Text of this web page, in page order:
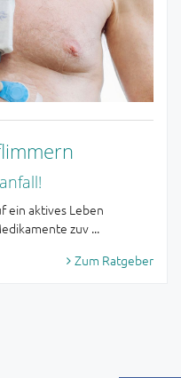
ein aktives Leben
zuv ...
Zum Ratgeber